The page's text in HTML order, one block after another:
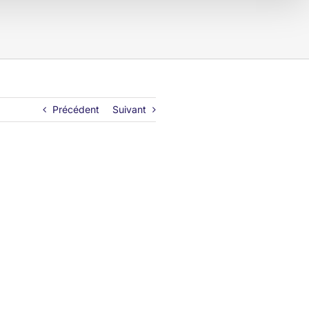
Précédent Suivant